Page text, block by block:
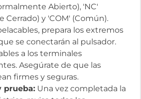
Abierto), 'NC'
Cerrado) y 'COM' (Común).
prepara los extremos
se conectarán al pulsador.
a los terminales
Asegúrate de que las
firmes y seguras.
prueba: Una vez completada la